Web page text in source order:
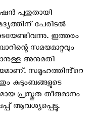
പുതുതായി
പേരിടൽ
ഇത്തരം
സമയമാറ്റവും
അനുമതി
സമൂഹത്തിൻ്റെ
കുടുംബങ്ങളുടെ
പ്രസ്തുത തീരുമാനം
ആവശ്യപ്പെട്ടു.